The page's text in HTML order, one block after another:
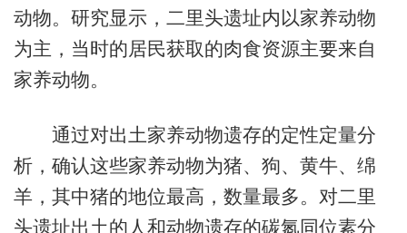
动物。研究显示，二里头遗址内以家养动物
为主，当时的居民获取的肉食资源主要来自
家养动物。
通过对出土家养动物遗存的定性定量分
析，确认这些家养动物为猪、狗、黄牛、绵
羊，其中猪的地位最高，数量最多。对二里
头遗址出土的人和动物遗存的碳氮同位素分